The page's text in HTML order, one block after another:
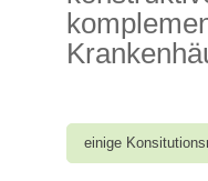
einige